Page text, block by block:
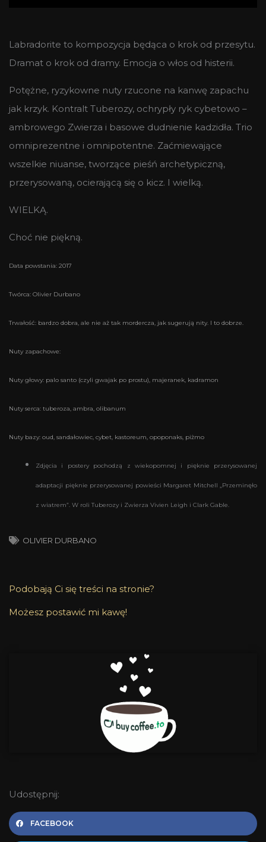
Labradorite to kompozycja będąca o krok od przesytu.
Dramat o krok od dramy. Emocja o włos od histerii.
Potężne, ryzykowne nuty rzucone na kanwę zapachu
jak krzyk. Kontralt Tuberozy, ochrypły ryk cybetowo –
ambrowego Zwierza i basowe dudnienie kadzidła. Trio
omniprezentne i omnipotentne. Zaćmiewające
wszelkie niuanse, tworzące pieśń archetypiczną,
przerysowaną, ocierającą się o kicz. I wielką.
WIELKĄ.
Choć nie piękną.
Data powstania: 2017
Twórca: Olivier Durbano
Trwałość: bardzo dobra, ale nie aż tak mordercza, jak sugerują nity. I to dobrze.
Nuty zapachowe:
Nuty głowy: palo santo (czyli gwajak po prostu), majeranek, kadramon
Nuty serca: tuberoza, ambra, olibanum
Nuty bazy: oud, sandałowiec, cybet, kastoreum, opoponaks, piżmo
Zdjęcia i postery pochodzą z wiekopomnej i pięknie przerysowanej
adaptacji pięknie przerysowanej powieści Margaret Mitchell „Przeminęło
z wiatrem”. W roli Tuberozy i Zwierza Vivien Leigh i Clark Gable.
OLIVIER DURBANO
Podobają Ci się treści na stronie?
Możesz postawić mi kawę!
Udostępnij:
FACEBOOK